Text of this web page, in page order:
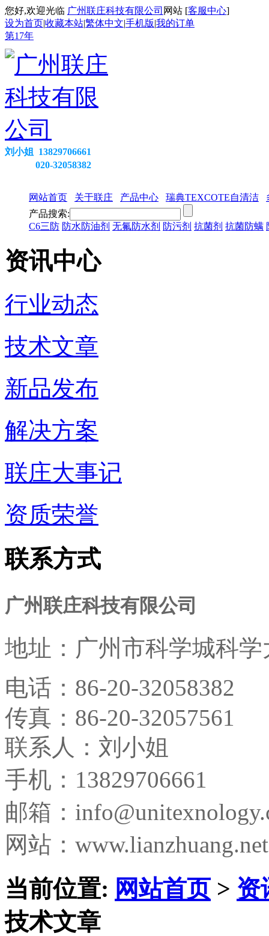
您好,欢迎光临 广州联庄科技有限公司 网站 [客服中心]
设为首页|收藏本站|繁体中文|手机版|我的订单
第17年
刘小姐 13829706661
020-32058382
网站首页 关于联庄 产品中心 瑞典TEXCOTE自清洁
产品搜索:
C6三防 防水防油剂 无氟防水剂 防污剂 抗菌剂 抗菌防螨
资讯中心
行业动态
技术文章
新品发布
解决方案
联庄大事记
资质荣誉
联系方式
广州联庄科技有限公司
地址： 广州市科学城科
电话： 86-20-32058382
传真： 86-20-32057561
联系人：刘小姐
手机：13829706661
邮箱：
网站：www.lianzhuang.net
当前位置: 网站首页> 资
技术文章